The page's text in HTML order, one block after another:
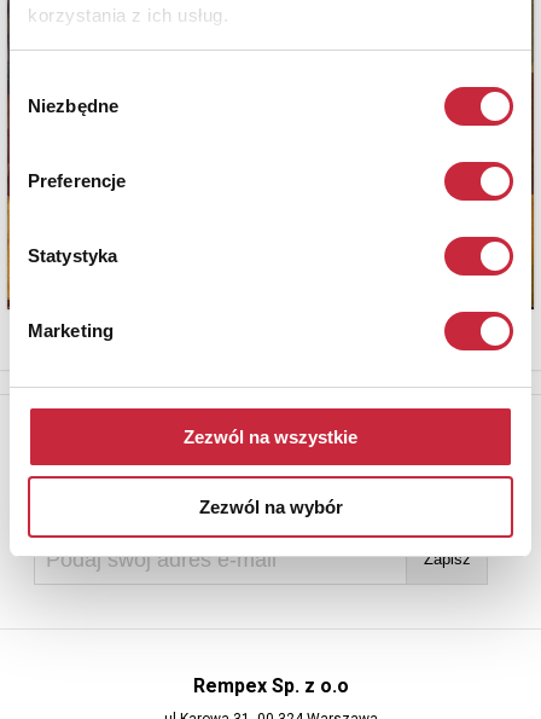
korzystania z ich usług.
zgody
Niezbędne
Preferencje
Statystyka
Marketing
Zezwól na wszystkie
Zezwól na wybór
Newsletter
Aby otrzymywać informacje o nowych aukcjach, prosimy podać
Rempex Sp. z o.o